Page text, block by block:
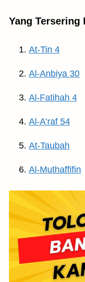
Yang Tersering
At-Tin 4
Al-Anbiya 30
Al-Fatihah 4
Al-A’raf 54
At-Taubah
Al-Muthaffifin